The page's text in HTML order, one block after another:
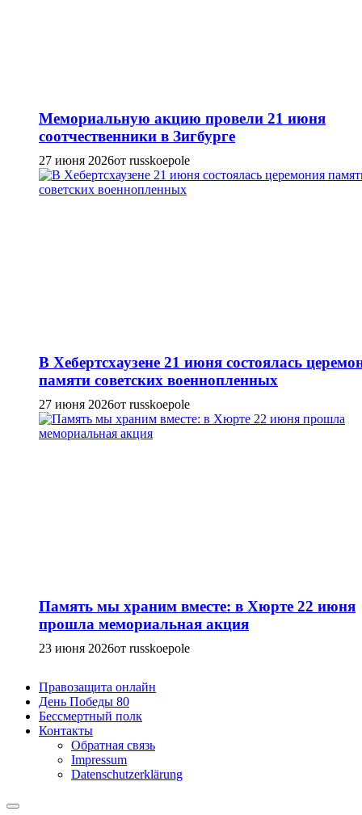
Мемориальную акцию провели 21 июня
соотчественники в Зигбурге
27 июня 2026от russkoepole
В Хебертсхаузене 21 июня состоялась
памяти советских военнопленных
27 июня 2026от russkoepole
Память мы храним вместе: в Хюрте 22 июня
прошла мемориальная акция
23 июня 2026от russkoepole
Правозащита онлайн
День Победы 80
Бессмертный полк
Контакты
Обратная связь
Impressum
Datenschutzerklärung